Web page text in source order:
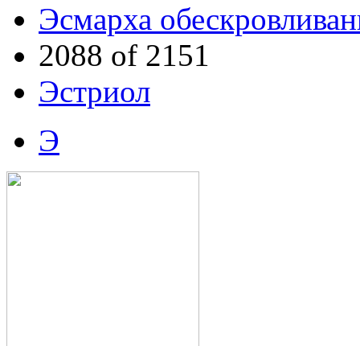
Эсмарха
2088 of 2151
Эстриол
Э